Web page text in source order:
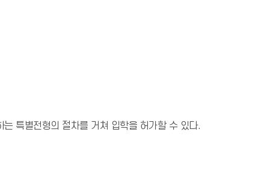
특별전형의 절차를 거쳐 입학을 허가할 수 있다.